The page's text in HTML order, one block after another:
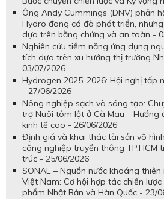
Ông Andy Cummings (DNV) phản
Hydro đang có đà phát triển,
dựa trên bằng chứng và an toàn -
Nghiên cứu tiềm năng ứng dụng
tích dựa trên xu hướng thị trường
03/07/2026
Hydrogen 2025-2026: Hội nghị tấp
- 27/06/2026
Nông nghiệp sạch và sáng tạo:
trợ Nuôi tôm lột ở Cà Mau – Hướng
kinh tế cao - 26/06/2026
Định giá và khai thác tài sản vô
công nghiệp truyền thông TP.HCM
trúc - 25/06/2026
SONAE – Nguồn nước khoáng
Việt Nam: Cơ hội hợp tác chiến
phẩm Nhật Bản và Hàn Quốc - 23/